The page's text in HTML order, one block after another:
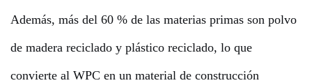
Además, más del 60 % de las materias primas son polvo
de madera reciclado y plástico reciclado, lo que
convierte al WPC en un material de construcción